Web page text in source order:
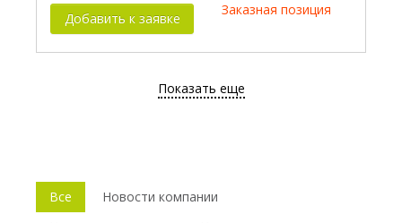
Добавить к заявке
Заказная позиция
Показать еще
Все
Новости компании